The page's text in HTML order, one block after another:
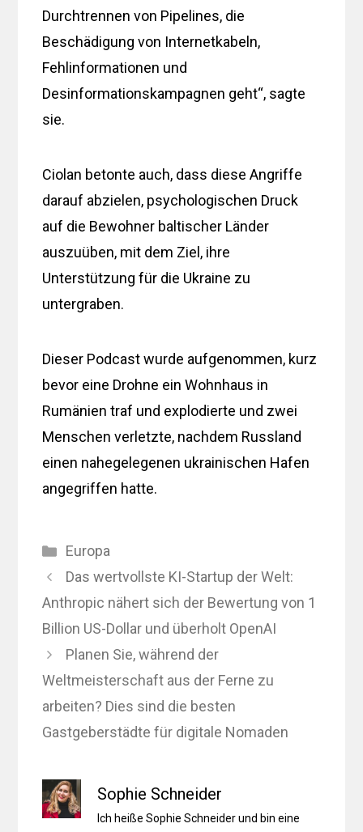
Durchtrennen von Pipelines, die
Beschädigung von Internetkabeln,
Fehlinformationen und
Desinformationskampagnen geht“, sagte
sie.
Ciolan betonte auch, dass diese Angriffe
darauf abzielen, psychologischen Druck
auf die Bewohner baltischer Länder
auszuüben, mit dem Ziel, ihre
Unterstützung für die Ukraine zu
untergraben.
Dieser Podcast wurde aufgenommen, kurz
bevor eine Drohne ein Wohnhaus in
Rumänien traf und explodierte und zwei
Menschen verletzte, nachdem Russland
einen nahegelegenen ukrainischen Hafen
angegriffen hatte.
Kategorien
Europa
Das wertvollste KI-Startup der Welt:
Anthropic nähert sich der Bewertung von 1
Billion US-Dollar und überholt OpenAI
Planen Sie, während der
Weltmeisterschaft aus der Ferne zu
arbeiten? Dies sind die besten
Gastgeberstädte für digitale Nomaden
Sophie Schneider
Ich heiße Sophie Schneider und bin eine